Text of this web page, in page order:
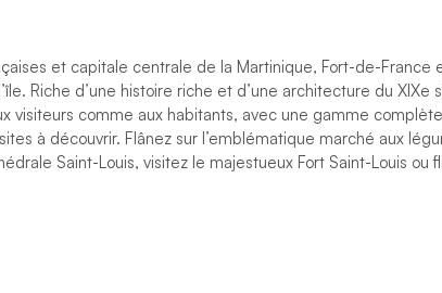
et capitale centrale de la Martinique, Fort-de-France
Riche d’une histoire riche et d’une architecture du XIXe
visiteurs comme aux habitants, avec une gamme
à découvrir. Flânez sur l’emblématique marché aux
Saint-Louis, visitez le majestueux Fort Saint-Louis ou